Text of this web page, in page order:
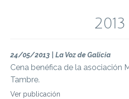
2013
24/05/2013 | La Voz de Galicia
Cena benéfica de la asociación
Tambre.
Ver publicación